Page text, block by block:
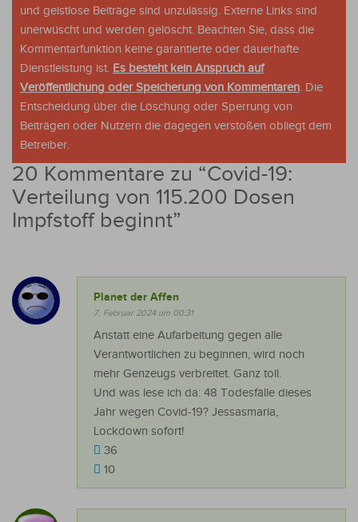
und geistlose Beiträge sind unzulässig. Externe Links sind
unerwüscht und werden gelöscht. Beachten Sie, dass die
Kommentarfunktion keine garantierte oder dauerhafte
Dienstleistung ist. Es besteht kein Anspruch auf
Veröffentlichung oder Speicherung von Kommentaren. Die
Entscheidung über die Löschung oder Sperrung von
Beiträgen oder Nutzern die dagegen verstoßen obliegt dem
Betreiber.
20 Kommentare zu “Covid-19:
Verteilung von 115.200 Dosen
Impfstoff beginnt”
Planet der Affen
7. Februar 2024 um 00:31
Anstatt eine Aufarbeitung gegen alle
Verantwortlichen zu beginnen, wird noch
mehr Genzeugs verbreitet. Ganz toll.
Und was lese ich da: 48 Todesfälle dieses
Jahr wegen Covid-19? Jessasmaria,
Lockdown sofort!
36
10